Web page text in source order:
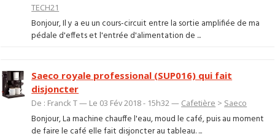
TECH21
Bonjour, Il y a eu un cours-circuit entre la sortie amplifiée de ma
pédale d'effets et l'entrée d'alimentation de ...
Saeco royale professional (SUP016) qui fait
disjoncter
De : Franck T — Le 03 Fév 2018 - 15h32 — Cafetière > Saeco
Bonjour, La machine chauffe l'eau, moud le café, puis au moment
de faire le café elle fait disjoncter au tableau. ...